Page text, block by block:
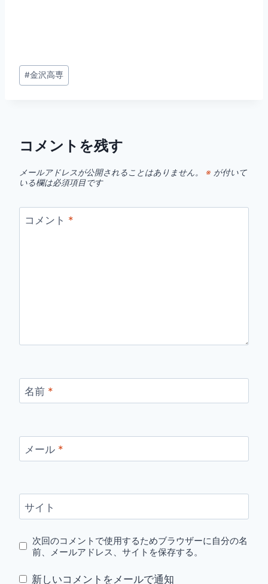
投
稿
#金沢高専
コメントを残す
メールアドレスが公開されることはありません。 ※ が付いて
いる欄は必須項目です
コメント *
名前 *
メール *
サイト
次回のコメントで使用するためブラウザーに自分の名
前、メールアドレス、サイトを保存する。
新しいコメントをメールで通知